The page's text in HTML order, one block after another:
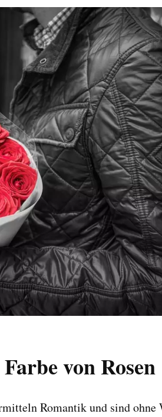
von Rosen
Romantik und sind ohne